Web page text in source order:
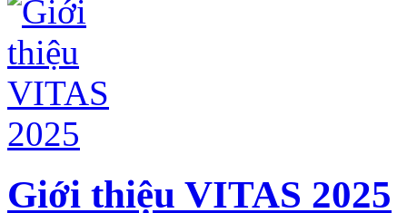
Giới thiệu VITAS 2025